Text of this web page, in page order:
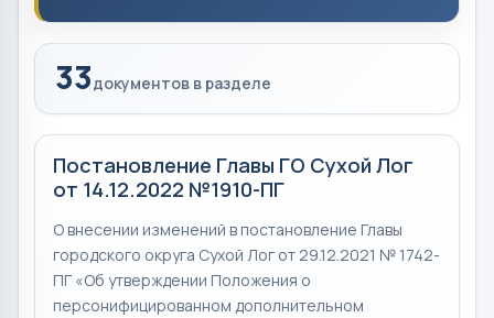
33документов в разделе
Постановление Главы ГО Сухой Лог
от 14.12.2022 №1910-ПГ
О внесении изменений в постановление Главы
городского округа Сухой Лог от 29.12.2021 № 1742-
ПГ «Об утверждении Положения о
персонифицированном дополнительном